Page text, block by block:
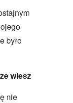
było
wiesz
nie